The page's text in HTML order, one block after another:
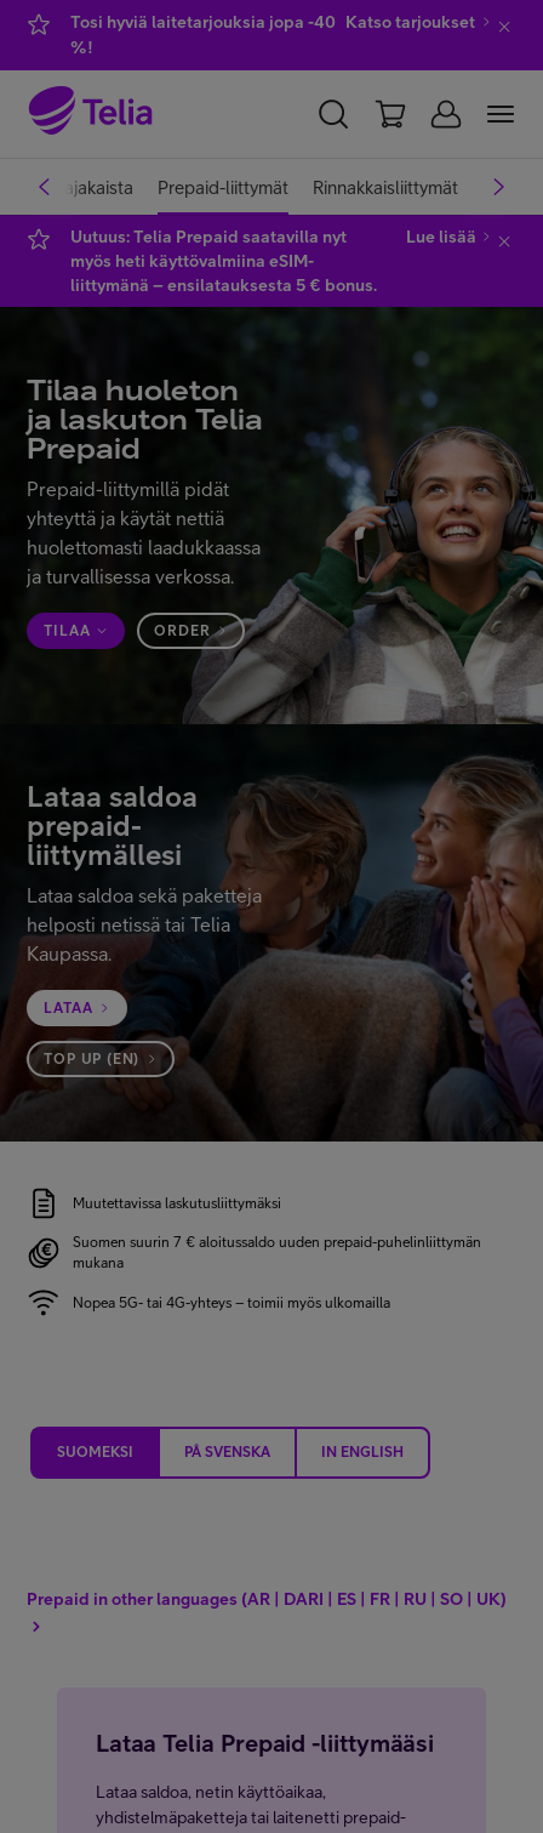
Tosi hyviä laitetarjouksia jopa -40
%!
Katso tarjoukset
Jatkossa lataat prepaidisi kätevästi myös Telia
Kaupassa.
YKSITYISILLE YRITYKSILLE WHOLESALE
TELIA FINLAND
Liittymät ja palvelut
Laitteet
TV ja viihde
Asiakastuki
Minun Telia
Prepaid-liittymät Rinnakkaisliittymät Netti
Uutuus: Telia Prepaid saatavilla nyt
myös heti käyttövalmiina eSIM-
liittymänä – ensilatauksesta 5 € bonus.
Lue lisää
Tilaa huoleton
ja laskuton Telia
Prepaid
Prepaid-liittymillä pidät
yhteyttä ja käytät nettiä
huolettomasti laadukkaassa
ja turvallisessa verkossa.
TILAA ORDER
Lataa saldoa
prepaid-
liittymällesi
Lataa saldoa sekä paketteja
helposti netissä tai Telia
Kaupassa.
LATAA
TOP UP (EN)
Muutettavissa laskutusliittymäksi
Suomen suurin 7 € aloitussaldo uuden prepaid-puhelinliittymän
mukana
Nopea 5G- tai 4G-yhteys – toimii myös ulkomailla
SUOMEKSI PÅ SVENSKA IN ENGLISH
Prepaid in other languages (AR | DARI | ES | FR | RU | SO | UK)
Lataa Telia Prepaid -liittymääsi
Lataa saldoa, netin käyttöaikaa,
yhdistelmäpaketteja tai laitenetti prepaid-